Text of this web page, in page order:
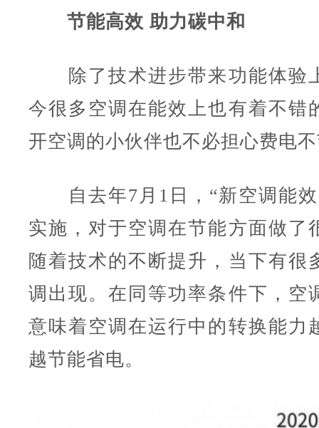
节能高效 助力碳中和
除了技术进步带来功能体验
今很多空调在能效上也有着不错
开空调的小伙伴也不必担心费电
自去年7月1日，“新空调能效
实施，对于空调在节能方面做了
随着技术的不断提升，当下有很
调出现。在同等功率条件下，空
意味着空调在运行中的转换能力
越节能省电。